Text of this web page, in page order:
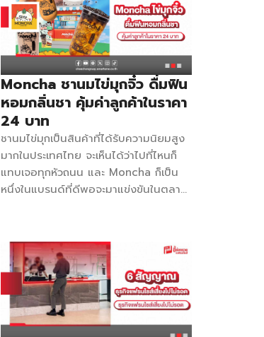
ตอกกะลา มะพร้าวเผานมสด ค่า
Franchise 39,000 บาท ติดต่อ 063-
1636646 Facebook แฟรนไชส์ตอก
กะลามะพร้าวเผานมสด ต้นตำหรับ สิ่งที่ได้
รับ วัตถุดิบและอุปกรณ์รวม 50 รายการ
สอนเพิ่มช่องทางการขายทาง Delivery
เมนูมากกว่า 40 เมนู ปั่นโป๋พลัส ค่า
Franchise 42,000 บาท ติดต่อ 095-
3164357 Facebook ปั่นโป๋พลัส
มะพร้าวเผานมสด เพจหลักเจ้าของแฟรน
ไชส์ สิ่งที่ได้รับ ออกแบบป้ายร้านให้ครบ
เซ็ต อุปกรณ์ตกแต่งหน้าร้าน วัตถุดิบและ
Delivery คู่มือพร้อมเล่มสูตรพร้อมขาย
สอนการทำพร้อมการเลือกมะพร้าว อัปเดต
เมนูใหม่ให้ตลอด […]
Moncha ชานมไข่มุกจิ๋ว ดื่มฟิน
หอมกลิ่นชา คุ้มค่าลูกค้าในราคา
24 บาท
ชานมไข่มุกเป็นสินค้าที่ได้รับความนิยมสูง
มากในประเทศไทย จะเห็นได้ว่าไปที่ไหนก็
แทบเจอทุกหัวถนน และ Moncha ก็เป็น
หนึ่งในแบรนด์ที่ดีพอจะมาแข่งขันในตลาด
อร่อยสูตรแท้มาจากไต้หวัน เป็นน้องใหม่
ที่มาแรงไม่แพ้แบรนด์อื่น ๆ เริ่มสาขาแรก
ที่ ตลาดรวมทรัพย์ อโศกมนตรี ปัจจุบันมี
ไปแล้ว 6 สาขา จุดเด่นของ มอนฉะ คือ มี
ใบชาที่หอม ไข่มุกเม็ดจิ๋วเคี้ยวนุ่มหนึบ ชีสก็
เข้มข้น มันนัว องค์ประกอบดี จุดขายได้